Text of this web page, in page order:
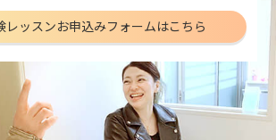
レッスンお申込みフォームはこちら